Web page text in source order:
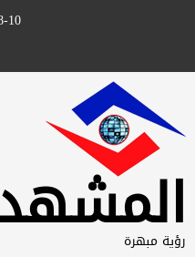
10
رؤية مبهرة